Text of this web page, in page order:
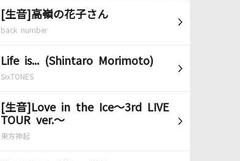
[生音]高嶺の花子さん
back number
Life is... (Shintaro Morimoto)
SixTONES
[生音]Love in the Ice～3rd LIVE
TOUR ver.～
東方神起